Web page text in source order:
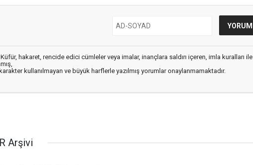
Küfür, hakaret, rencide edici cümleler veya imalar, inançlara saldırı içeren, imla kuralları ile
kullanılmayan ve büyük harflerle yazılmış yorumlar onaylanmamaktadır.
Arşivi